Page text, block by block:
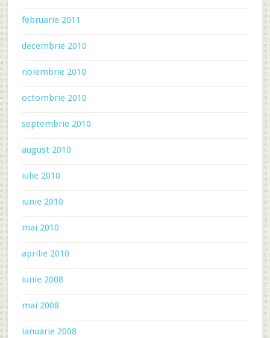
februarie 2011
decembrie 2010
noiembrie 2010
octombrie 2010
septembrie 2010
august 2010
iulie 2010
iunie 2010
mai 2010
aprilie 2010
iunie 2008
mai 2008
ianuarie 2008